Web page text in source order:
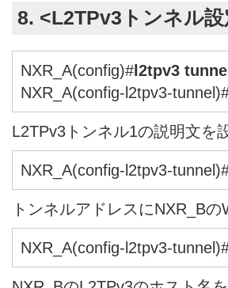
8. <L2TPv3トンネル設
NXR_A(config)#l2tpv3
NXR_A(config-l2tpv3-
L2TPv3トンネル1の説明文を
NXR_A(config-l2tpv3-
トンネルアドレスにNXR_B
NXR_A(config-l2tpv3-